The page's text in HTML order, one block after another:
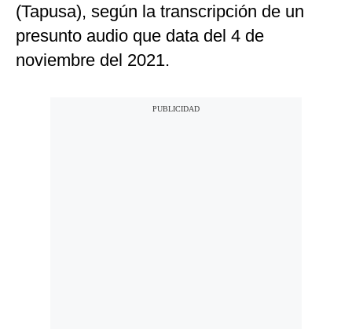
(Tapusa), según la transcripción de un
presunto audio que data del 4 de
noviembre del 2021.